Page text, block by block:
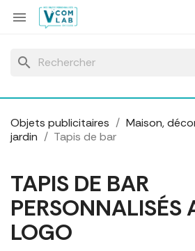

search
Objets publicitaires
Maison,
jardin
Tapis de bar
TAPIS DE BAR
PERSONNALISÉS
LOGO
Panneau de gestion des cookies